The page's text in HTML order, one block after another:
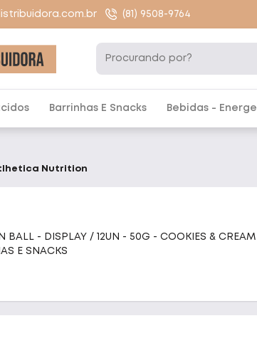
(81) 9508-9764
Barrinhas E Snacks Bebidas -
Nutrition